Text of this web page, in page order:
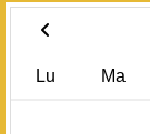
Lu Ma